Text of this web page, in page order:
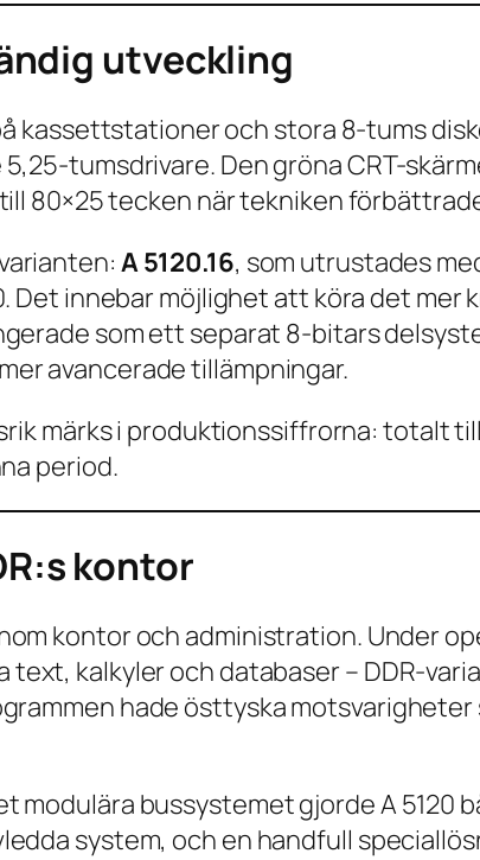
utveckling
kassettstationer och stora 8-tums
tumsdrivare. Den gröna CRT-
80×25 tecken när tekniken
A 5120.16, som utrustades
Det innebar möjlighet att köra det
som ett separat 8-bitars
avancerade tillämpningar.
märks i produktionssiffrorna: totalt
period.
kontor
kontor och administration. Under
text, kalkyler och databaser – DDR-
hade östtyska motsvarigheter
bussystemet gjorde A 5120
system, och en handfull